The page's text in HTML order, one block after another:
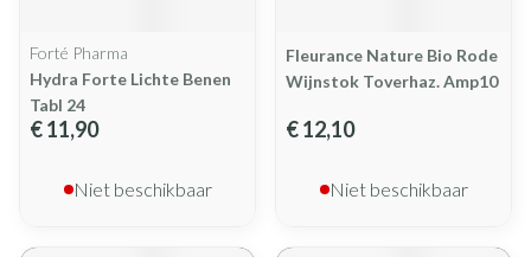
Forté Pharma
Hydra Forte Lichte Benen
Tabl 24
€ 11,90
Niet beschikbaar
Fleurance Nature Bio Rode
Wijnstok Toverhaz. Amp10
€ 12,10
Niet beschikbaar